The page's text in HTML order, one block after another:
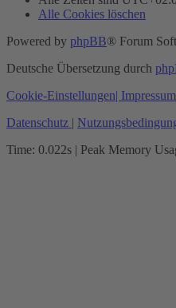
Alle Cookies löschen
Powered by phpBB® Forum
Deutsche Übersetzung durch
Cookie-Einstellungen| Impressum
Datenschutz |
Time: 0.022s | Peak Memory